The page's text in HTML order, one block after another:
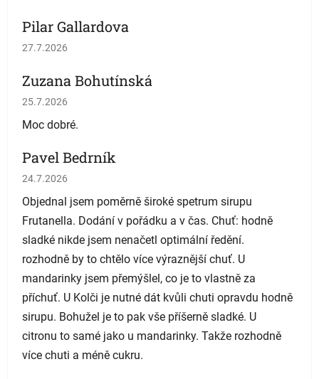
Pilar Gallardova
Hodnotenie obchodu je 5 z 5 hviezdičiek.
27.7.2026
Zuzana Bohutínská
Hodnotenie obchodu je 5 z 5 hviezdičiek.
25.7.2026
Moc dobré.
Pavel Bedrník
Hodnotenie obchodu je 5 z 5 hviezdičiek.
24.7.2026
Objednal jsem poměrně široké spetrum sirupu
Frutanella. Dodání v pořádku a v čas. Chuť: hodně
sladké nikde jsem nenačetl optimální ředění.
rozhodně by to chtělo více výraznější chuť. U
mandarinky jsem přemýšlel, co je to vlastně za
příchuť. U Kolči je nutné dát kvůli chuti opravdu hodně
sirupu. Bohužel je to pak vše příšerně sladké. U
citronu to samé jako u mandarinky. Takže rozhodně
více chuti a méně cukru.